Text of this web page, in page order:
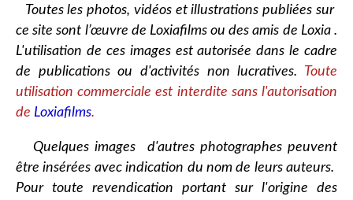
Toutes les photos, vidéos et illustrations publiées sur
ce site sont l’œuvre de Loxiafilms ou des amis de Loxia .
L'utilisation de ces images est autorisée dans le cadre
de publications ou d'activités non lucratives. Toute
utilisation commerciale est interdite sans l'autorisation
de Loxiafilms.
Quelques images d'autres photographes peuvent
être insérées avec indication du nom de leurs auteurs.
Pour toute revendication portant sur l'origine des